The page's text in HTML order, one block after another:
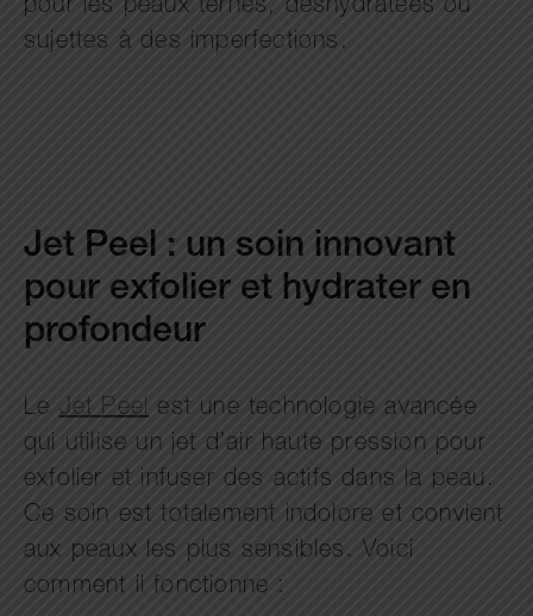
pour les peaux ternes, déshydratées ou
sujettes à des imperfections.
Jet Peel : un soin innovant
pour exfolier et hydrater en
profondeur
Le Jet Peel est une technologie avancée
qui utilise un jet d’air haute pression pour
exfolier et infuser des actifs dans la peau.
Ce soin est totalement indolore et convient
aux peaux les plus sensibles. Voici
comment il fonctionne :